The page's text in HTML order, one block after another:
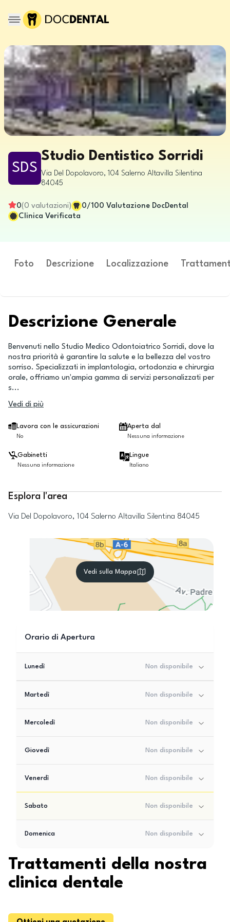
SDS
Studio Dentistico Sorridi
Via Del Dopolavoro, 104 Salerno Altavilla Silentina
84045
0(0 valutazioni) 0/100 Valutazione DocDental
Clinica Verificata
Foto Descrizione Localizzazione
Descrizione Generale
Benvenuti nello Studio Medico Odontoiatrico Sorridi, dove la
nostra priorità è garantire la salute e la bellezza del vostro
sorriso. Specializzati in implantologia, ortodonzia e chirurgia
orale, offriamo un'ampia gamma di servizi personalizzati per
s...
Vedi di più
Lavora con le assicurazioni
No
Aperta dal
Nessuna informazione
Gabinetti
Nessuna informazione
Lingue
Italiano
Esplora l'area
Via Del Dopolavoro, 104 Salerno Altavilla Silentina 84045
Vedi sulla Mappa
Orario di Apertura
Lunedì Non disponibile
Martedì Non disponibile
Mercoledì Non disponibile
Giovedì Non disponibile
Venerdì Non disponibile
Sabato Non disponibile
Domenica Non disponibile
Trattamenti della nostra
clinica dentale